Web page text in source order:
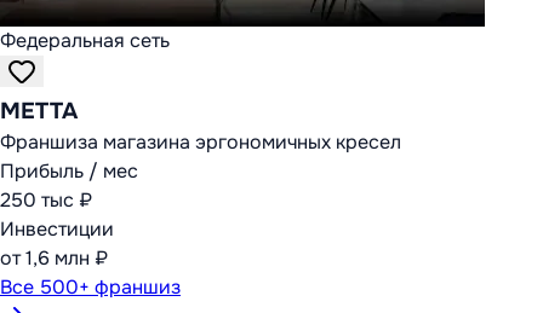
Федеральная сеть
METTA
Франшиза магазина эргономичных кресел
Прибыль / мес
250 тыс ₽
Инвестиции
от 1,6 млн ₽
Все 500+ франшиз